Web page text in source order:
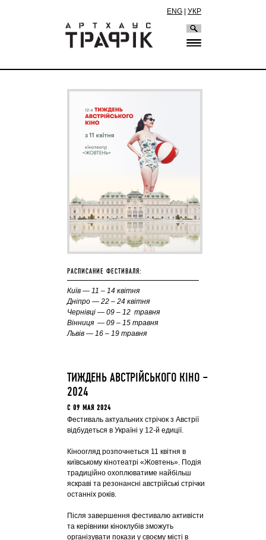
ENG УКР
РАСПИСАНИЕ ФЕСТИВАЛЯ:
Київ — 11 – 14 квітня
Дніпро — 22 – 24 квітня
Чернівці — 09 – 12 травня
Вінниця — 09 – 15травня
Львів — 16 – 19травня
ТИЖДЕНЬ АВСТРІЙСЬКОГО КІНО –
2024
C 09 МАЯ 2024
Фестиваль актуальних стрічок з Австрії
відбудеться в Україні у 12-й едиції.
Кіноогляд розпочнеться 11 квітня в
київському кінотеатрі «Жовтень». Подія
традиційно охоплюватиме найбільш
яскраві та резонансні австрійські стрічки
останніх років.
Після завершення фестивалю активісти
та керівники кіноклубів зможуть
організувати покази у своєму місті в